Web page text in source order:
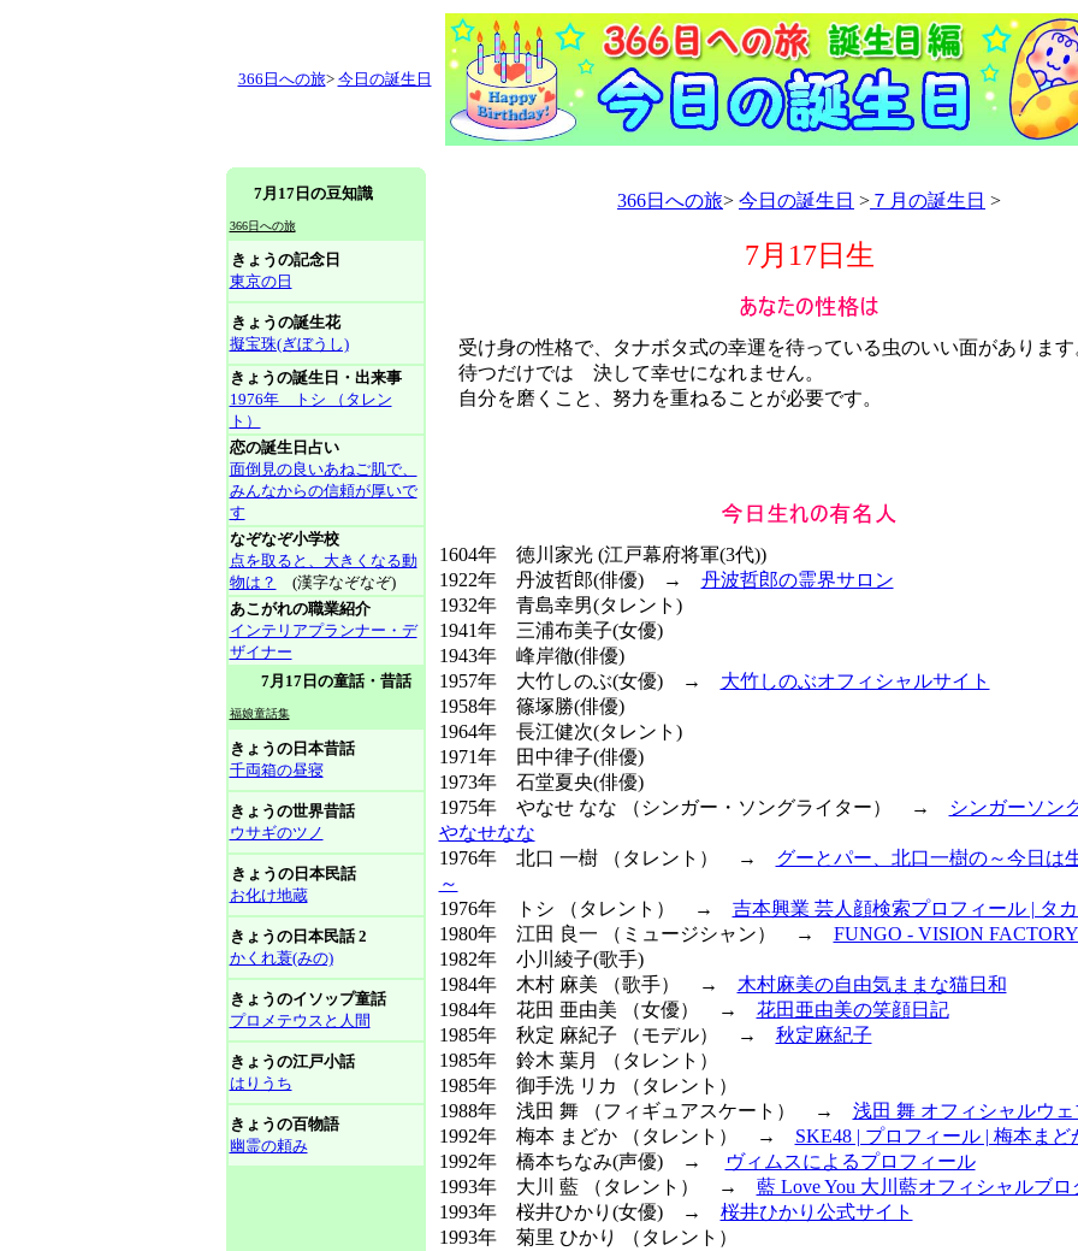
366日への旅> 今日の誕生日
7月17日の豆知識
366日への旅
きょうの記念日
東京の日
きょうの誕生花
擬宝珠(ぎぼうし)
きょうの誕生日・出来事
1976年 トシ （タレン
ト）
恋の誕生日占い
面倒見の良いあねご肌で、
みんなからの信頼が厚いで
す
なぞなぞ小学校
点を取ると、大きくなる動
物は？
(漢字なぞなぞ)
あこがれの職業紹介
インテリアプランナー・デ
ザイナー
7月17日の童話・昔話
福娘童話集
きょうの日本昔話
千両箱の昼寝
きょうの世界昔話
ウサギのツノ
きょうの日本民話
お化け地蔵
きょうの日本民話 2
かくれ蓑(みの)
きょうのイソップ童話
プロメテウスと人間
きょうの江戸小話
はりうち
きょうの百物語
幽霊の頼み
366日への旅> 今日の誕生日 > ７月の誕生日 >
7月17日生
受け身の性格で、タナボタ式の幸運を待っている虫のいい面があります
待つだけでは 決して幸せになれません。
自分を磨くこと、努力を重ねることが必要です。
1604年 徳川家光 (江戸幕府将軍(3代))
1922年 丹波哲郎(俳優) → 丹波哲郎の霊界サロン
1932年 青島幸男(タレント)
1941年 三浦布美子(女優)
1943年 峰岸徹(俳優)
1957年 大竹しのぶ(女優) → 大竹しのぶオフィシャルサイト
1958年 篠塚勝(俳優)
1964年 長江健次(タレント)
1971年 田中律子(俳優)
1973年 石堂夏央(俳優)
1975年 やなせ なな （シンガー・ソングライター） →
シンガーソン
やなせなな
1976年 北口 一樹 （タレント） → グーとパー、北口一樹の～今日は
～
1976年 トシ （タレント） → 吉本興業 芸人顔検索プロフィール | タ
1980年 江田 良一 （ミュージシャン） → FUNGO - VISION FACTORY
1982年 小川綾子(歌手)
1984年 木村 麻美 （歌手） → 木村麻美の自由気ままな猫日和
1984年 花田 亜由美 （女優） → 花田亜由美の笑顔日記
1985年 秋定 麻紀子 （モデル） → 秋定麻紀子
1985年 鈴木 葉月 （タレント）
1985年 御手洗 リカ （タレント）
1988年 浅田 舞 （フィギュアスケート） → 浅田 舞 オフィシャルウェ
1992年 梅本 まどか （タレント） → SKE48 | プロフィール | 梅本まど
1992年 橋本ちなみ(声優) →
ヴィムスによるプロフィール
1993年 大川 藍 （タレント） → 藍 Love You 大川藍オフィシャルブロ
1993年 桜井ひかり(女優) → 桜井ひかり公式サイト
1993年 菊里 ひかり （タレント）